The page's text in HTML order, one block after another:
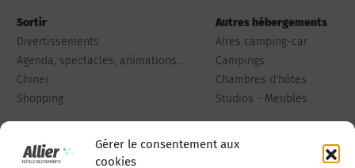
Gérer le consentement aux
cookies
Sortir
Divertissements
Agenda, spectacles, animations...
Chiner
Shopping
Autres hébergements
Aires camping-car
Campings
Chambres d'hôtes
Studios - Meublés